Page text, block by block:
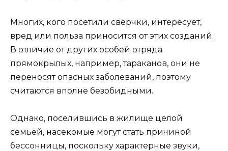
Многих, кого посетили сверчки, интересует,
вред или польза приносится от этих созданий.
В отличие от других особей отряда
прямокрылых, например, тараканов, они не
переносят опасных заболеваний, поэтому
считаются вполне безобидными.
Однако, поселившись в жилище целой
семьёй, насекомые могут стать причиной
бессонницы, поскольку характерные звуки,